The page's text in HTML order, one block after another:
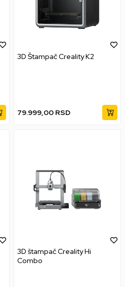
3D Štampač Creality K2
79.999,00 RSD
3D štampač Creality Hi
Combo